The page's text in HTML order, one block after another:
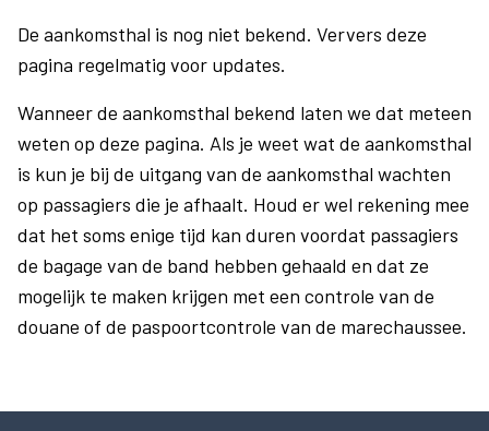
De aankomsthal is nog niet bekend. Ververs deze
pagina regelmatig voor updates.
Wanneer de aankomsthal bekend laten we dat meteen
weten op deze pagina. Als je weet wat de aankomsthal
is kun je bij de uitgang van de aankomsthal wachten
op passagiers die je afhaalt. Houd er wel rekening mee
dat het soms enige tijd kan duren voordat passagiers
de bagage van de band hebben gehaald en dat ze
mogelijk te maken krijgen met een controle van de
douane of de paspoortcontrole van de marechaussee.